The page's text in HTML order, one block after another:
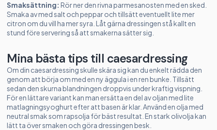
Smaksättning: Rör ner den rivna parmesanosten med en sked.
Smaka av med salt och peppar och tillsätt eventuellt lite mer
citron om du vill ha mer syra. Låt gärna dressingen stå kallt en
stund före servering så att smakerna sätter sig.
Mina bästa tips till caesardressing
Om din caesardressing skulle skära sig kan du enkelt rädda den
genom att börja om med en ny äggula i en ren bunke. Tillsätt
sedan den skurna blandningen droppvis under kraftig vispning.
För en lättare variant kan man ersätta en del av oljan med lite
matlagningsyoghurt efter att basen är klar. Använd en olja med
neutral smak som rapsolja för bäst resultat. En stark olivolja kan
lätt ta över smaken och göra dressingen besk.